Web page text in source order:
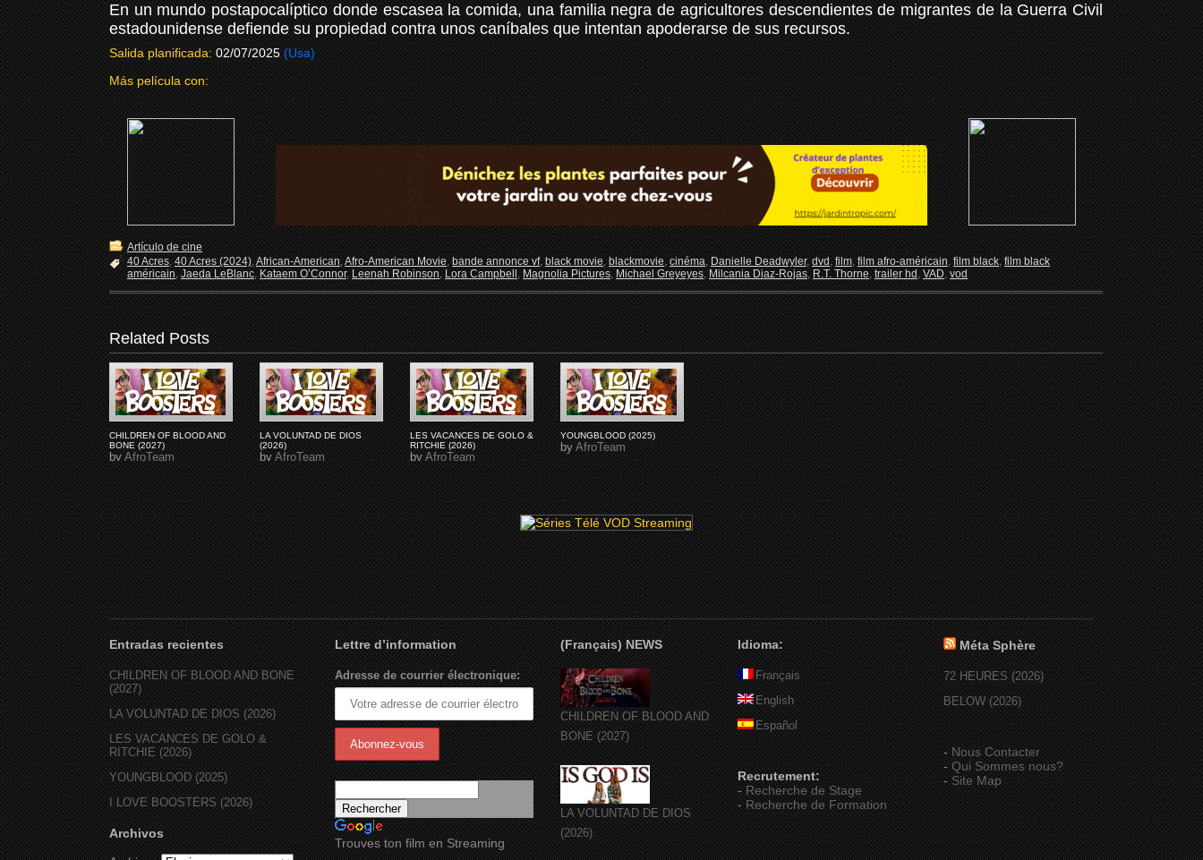
En un mundo postapocalíptico donde escasea la comida, una familia negra de agricultores descendientes de migrantes de la Guerra Civil
estadounidense defiende su propiedad contra unos caníbales que intentan apoderarse de sus recursos.
Salida planificada:02/07/2025 (Usa)
Más película con:
Artículo de cine
40 Acres,40 Acres (2024),African-American,Afro-American Movie,bande annonce vf,black movie,blackmovie,cinéma,Danielle Deadwyler,dvd,film,film afro-américain,film black,film black
américain,Jaeda LeBlanc,Kataem O’Connor,Leenah Robinson,Lora Campbell,Magnolia Pictures,Michael Greyeyes,Milcania Diaz-Rojas,R.T. Thorne,trailer hd,VAD,vod
Related Posts
CHILDREN OF BLOOD AND
BONE (2027)
byAfroTeam
LA VOLUNTAD DE DIOS
(2026)
byAfroTeam
LES VACANCES DE GOLO &
RITCHIE (2026)
byAfroTeam
YOUNGBLOOD (2025)
byAfroTeam
Entradas recientes
CHILDREN OF BLOOD AND BONE
(2027)
LA VOLUNTAD DE DIOS (2026)
LES VACANCES DE GOLO &
RITCHIE (2026)
YOUNGBLOOD (2025)
I LOVE BOOSTERS (2026)
Archivos
Lettre d’information
Adresse de courrier électronique:
Trouves ton film en Streaming
(Français) NEWS
CHILDREN OF BLOOD AND
BONE (2027)
LA VOLUNTAD DE DIOS
(2026)
Idioma:
Français
English
Español
Recrutement:
-Recherche de Stage
-Recherche de Formation
Méta Sphère
72 HEURES (2026)
BELOW (2026)
-Nous Contacter
-Qui Sommes nous?
-Site Map